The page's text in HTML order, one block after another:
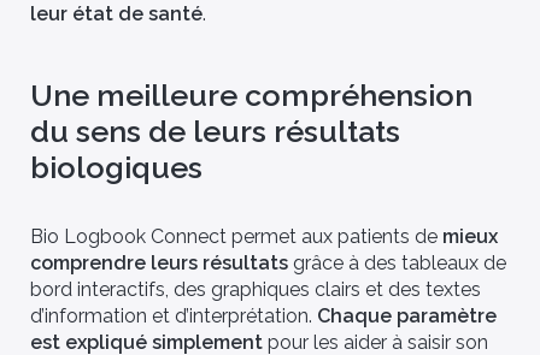
leur état de santé.
Une meilleure compréhension
du sens de leurs résultats
biologiques
Bio Logbook Connect permet aux patients de mieux
comprendre leurs résultats grâce à des tableaux de
bord interactifs, des graphiques clairs et des textes
d’information et d’interprétation. Chaque paramètre
est expliqué simplement pour les aider à saisir son